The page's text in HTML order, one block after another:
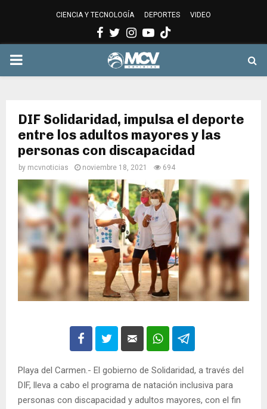
CIENCIA Y TECNOLOGÍA DEPORTES VIDEO
Facebook
Twitter
Instagram
Youtube
PRIMARY
DIF Solidaridad, impulsa el deporte
entre los adultos mayores y las
personas con discapacidad
by mcvnoticias noviembre 18, 2021 694
Playa del Carmen.- El gobierno de Solidaridad, a través del
DIF, lleva a cabo el programa de natación inclusiva para
personas con discapacidad y adultos mayores, con el fin